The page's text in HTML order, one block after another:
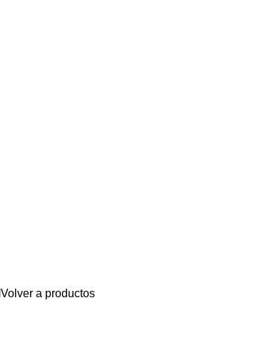
Volver a productos